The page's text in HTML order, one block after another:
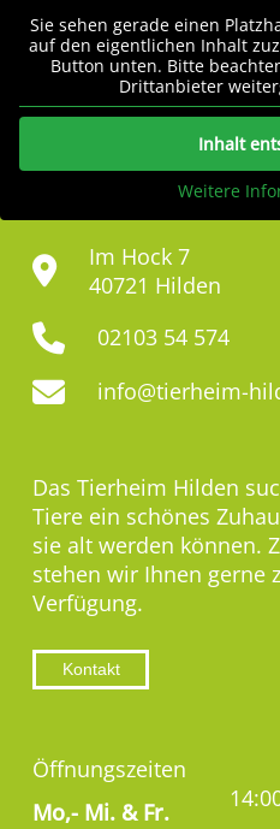
Sie sehen gerade einen
auf den eigentlichen Inhalt
Button unten. Bitte
Drittanbieter
Inhalt
Weitere
Im Hock 7
40721 Hilden
02103 54 574
info@tierheim-
Das Tierheim Hilden
Tiere ein schönes
sie alt werden können.
stehen wir Ihnen gerne
Verfügung.
Kontakt
Öffnungszeiten
Mo,- Mi. & Fr.